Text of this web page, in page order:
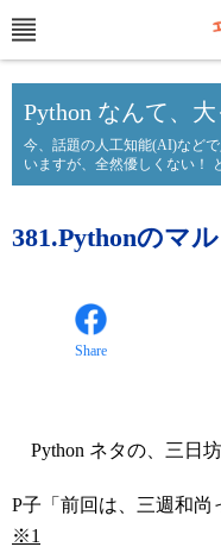
Python なんて、大
今、話題の人工知能(AI)など
いますが、全然優しくない！
381.Pythonのマ
Share
Python ネタの、三日坊
P子「前回は、三週和尚
※1